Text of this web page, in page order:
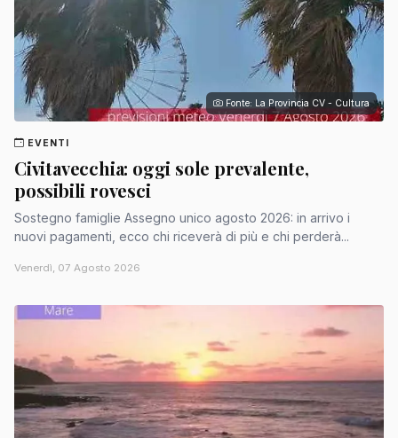
Fonte: La Provincia CV - Cultura
EVENTI
Civitavecchia: oggi sole prevalente,
possibili rovesci
Sostegno famiglie Assegno unico agosto 2026: in arrivo i
nuovi pagamenti, ecco chi riceverà di più e chi perderà...
Venerdì, 07 Agosto 2026